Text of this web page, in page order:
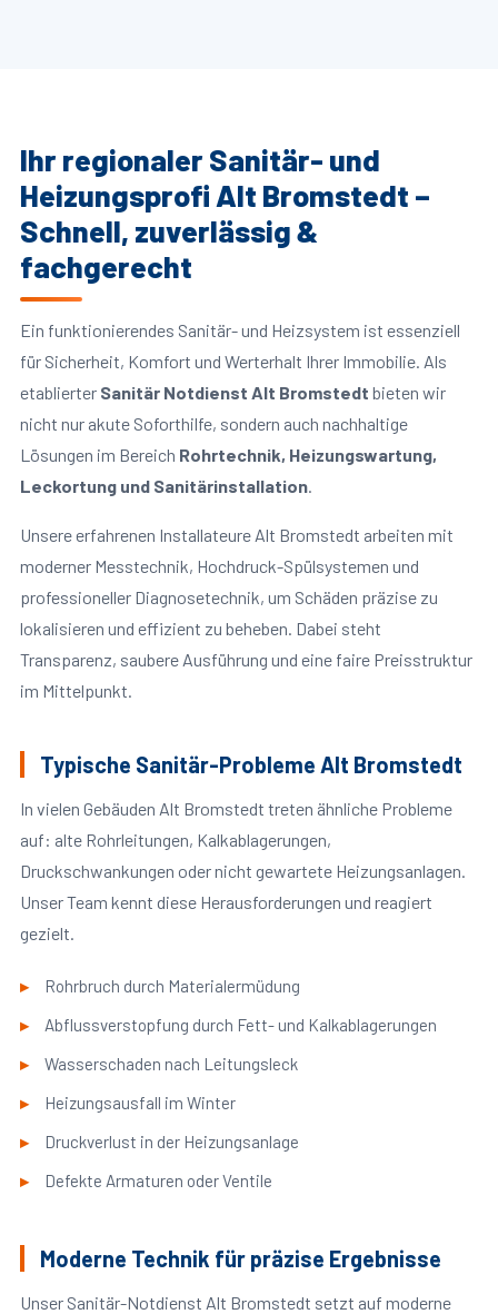
Ihr regionaler Sanitär- und
Heizungsprofi Alt Bromstedt –
Schnell, zuverlässig &
fachgerecht
Ein funktionierendes Sanitär- und Heizsystem ist essenziell
für Sicherheit, Komfort und Werterhalt Ihrer Immobilie. Als
etablierter Sanitär Notdienst Alt Bromstedt bieten wir
nicht nur akute Soforthilfe, sondern auch nachhaltige
Lösungen im Bereich Rohrtechnik, Heizungswartung,
Leckortung und Sanitärinstallation.
Unsere erfahrenen Installateure Alt Bromstedt arbeiten mit
moderner Messtechnik, Hochdruck-Spülsystemen und
professioneller Diagnosetechnik, um Schäden präzise zu
lokalisieren und effizient zu beheben. Dabei steht
Transparenz, saubere Ausführung und eine faire Preisstruktur
im Mittelpunkt.
Typische Sanitär-Probleme Alt Bromstedt
In vielen Gebäuden Alt Bromstedt treten ähnliche Probleme
auf: alte Rohrleitungen, Kalkablagerungen,
Druckschwankungen oder nicht gewartete Heizungsanlagen.
Unser Team kennt diese Herausforderungen und reagiert
gezielt.
Rohrbruch durch Materialermüdung
Abflussverstopfung durch Fett- und Kalkablagerungen
Wasserschaden nach Leitungsleck
Heizungsausfall im Winter
Druckverlust in der Heizungsanlage
Defekte Armaturen oder Ventile
Moderne Technik für präzise Ergebnisse
Unser Sanitär-Notdienst Alt Bromstedt setzt auf moderne